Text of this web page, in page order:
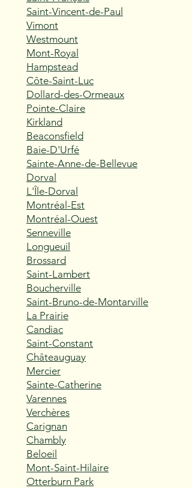
Saint-Vincent-de-Paul
Vimont
Westmount
Mont-Royal
Hampstead
Côte-Saint-Luc
Dollard-des-Ormeaux
Pointe-Claire
Kirkland
Beaconsfield
Baie-D'Urfé
Sainte-Anne-de-Bellevue
Dorval
L'Île-Dorval
Montréal-Est
Montréal-Ouest
Senneville
Longueuil
Brossard
Saint-Lambert
Boucherville
Saint-Bruno-de-Montarville
La Prairie
Candiac
Saint-Constant
Châteauguay
Mercier
Sainte-Catherine
Varennes
Verchères
Carignan
Chambly
Beloeil
Mont-Saint-Hilaire
Otterburn Park